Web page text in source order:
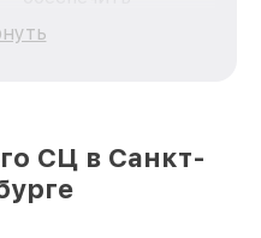
ремонт для
Dali, вне
Dali в городе
повышая
СЦ в Санкт-